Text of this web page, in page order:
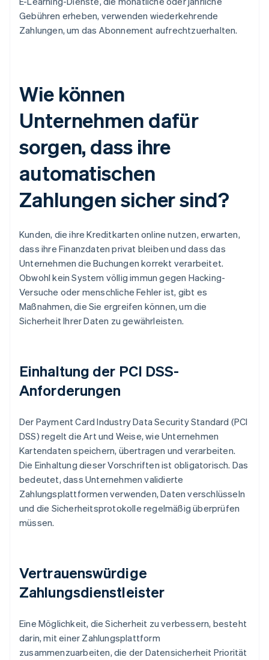
Gebühren erheben, verwenden wiederkehrende
Zahlungen, um das Abonnement aufrechtzuerhalten.
Wie können
Unternehmen dafür
sorgen, dass ihre
automatischen
Zahlungen sicher sind?
Kunden, die ihre Kreditkarten online nutzen, erwarten,
dass ihre Finanzdaten privat bleiben und dass das
Unternehmen die Buchungen korrekt verarbeitet.
Obwohl kein System völlig immun gegen Hacking-
Versuche oder menschliche Fehler ist, gibt es
Maßnahmen, die Sie ergreifen können, um die
Sicherheit Ihrer Daten zu gewährleisten.
Einhaltung der PCI DSS-
Anforderungen
Der Payment Card Industry Data Security Standard (PCI
DSS) regelt die Art und Weise, wie Unternehmen
Kartendaten speichern, übertragen und verarbeiten.
Die Einhaltung dieser Vorschriften ist obligatorisch. Das
bedeutet, dass Unternehmen validierte
Zahlungsplattformen verwenden, Daten verschlüsseln
und die Sicherheitsprotokolle regelmäßig überprüfen
müssen.
Vertrauenswürdige
Zahlungsdienstleister
Eine Möglichkeit, die Sicherheit zu verbessern, besteht
darin, mit einer Zahlungsplattform
zusammenzuarbeiten, die der Datensicherheit Priorität